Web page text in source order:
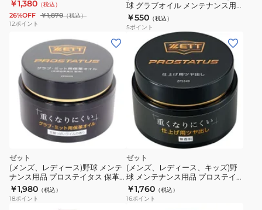
ヤ
出
し
ー
ス
ボ
ー
ル
ス
テ
イ
タ
イズ ZOK340
￥1,380 （税込）
26%OFF ￥1,870（税込）
12ポイント
野
球
ブ
オ
イ
ル
メ
ナ
ン
ス
用
球 グラブオイル メンテナンス用
品 手入れ 保革油 固形 かわいのち
イエロー ZOK39-5300
￥550 （税込）
5ポイント
ゼット
(メンズ、レディース)野球 メンテ
ナンス用品 プロステイタス 保革
油 ZPS459
￥1,980 （税込）
18ポイント
ゼット
(メンズ、レディース、キッズ)野
球 メンテナンス用品 プロステイ
タス ツヤ出し ZPS349
￥1,760 （税込）
16ポイント